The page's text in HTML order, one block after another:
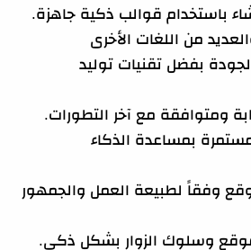
باستخدام قوالب ذكية جاهزة.
من اللغات الأخرى
بفضل تقنيات توليد
ومتوافقة مع آخر التطورات.
بمساعدة الذكاء
وفقاً لطبيعة العمل والجمهور
وسلوك الزوار بشكل ذكي.